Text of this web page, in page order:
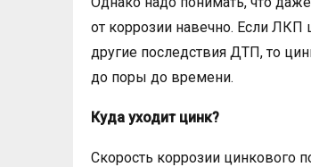
от коррозии навечно. Если ЛКП
другие последствия ДТП, то
до поры до времени.
Куда уходит цинк?
Скорость коррозии цинкового